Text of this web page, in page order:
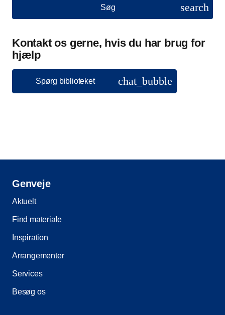
Søg search
Kontakt os gerne, hvis du har brug for
hjælp
Spørg biblioteket chat_bubble
Genveje
Aktuelt
Find materiale
Inspiration
Arrangementer
Services
Besøg os